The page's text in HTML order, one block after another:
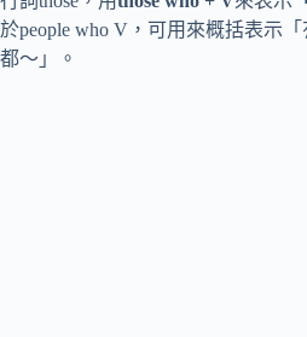
於people who V，可用來概括表示
都～」。